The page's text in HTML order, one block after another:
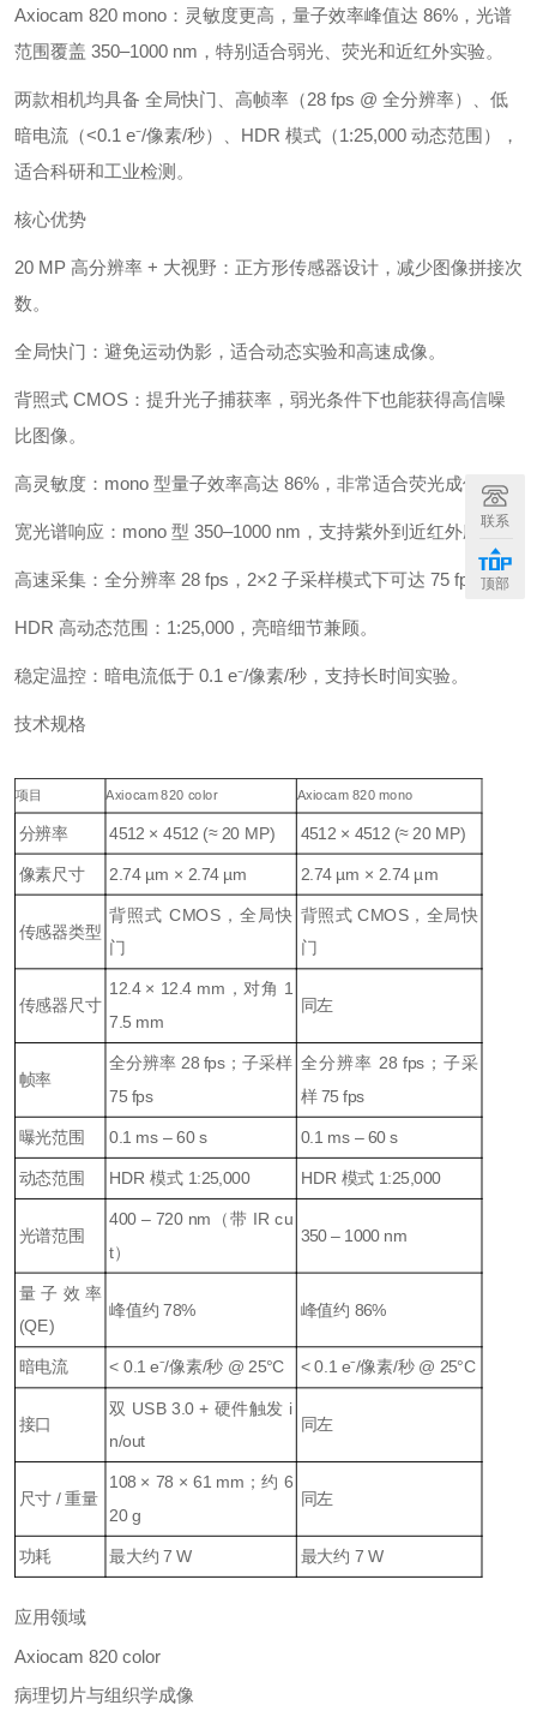
Axiocam 820 mono：灵敏度更高，量子效率峰值达 86%，光谱
范围覆盖 350–1000 nm，特别适合弱光、荧光和近红外实验。
两款相机均具备 全局快门、高帧率（28 fps @ 全分辨率）、低
暗电流（<0.1 e⁻/像素/秒）、HDR 模式（1:25,000 动态范围），
适合科研和工业检测。
核心优势
20 MP 高分辨率 + 大视野：正方形传感器设计，减少图像拼接次
数。
全局快门：避免运动伪影，适合动态实验和高速成像。
背照式 CMOS：提升光子捕获率，弱光条件下也能获得高信噪
比图像。
高灵敏度：mono 型量子效率高达 86%，非常适合荧光成像。
宽光谱响应：mono 型 350–1000 nm，支持紫外到近红外应用。
高速采集：全分辨率 28 fps，2×2 子采样模式下可达 75 fps。
HDR 高动态范围：1:25,000，亮暗细节兼顾。
稳定温控：暗电流低于 0.1 e⁻/像素/秒，支持长时间实验。
技术规格
项目 Axiocam 820 color Axiocam 820 mono
分辨率 4512 × 4512 (≈ 20 MP) 4512 × 4512 (≈ 20 MP)
像素尺寸 2.74 µm × 2.74 µm 2.74 µm × 2.74 µm
传感器类型
背照式 CMOS，全局快
门
背照式 CMOS，全局快
门
传感器尺寸
12.4 × 12.4 mm，对角 1
7.5 mm
同左
帧率
全分辨率 28 fps；子采样
75 fps
全分辨率 28 fps；子采
样 75 fps
曝光范围 0.1 ms – 60 s 0.1 ms – 60 s
动态范围 HDR 模式 1:25,000 HDR 模式 1:25,000
光谱范围
400 – 720 nm（带 IR cu
t）
350 – 1000 nm
量子效率
(QE)
峰值约 78% 峰值约 86%
暗电流 < 0.1 e⁻/像素/秒 @ 25°C < 0.1 e⁻/像素/秒 @ 25°C
接口
双 USB 3.0 + 硬件触发 i
n/out
同左
尺寸 / 重量
108 × 78 × 61 mm；约 6
20 g
同左
功耗 最大约 7 W 最大约 7 W
应用领域
Axiocam 820 color
病理切片与组织学成像
联系
顶部